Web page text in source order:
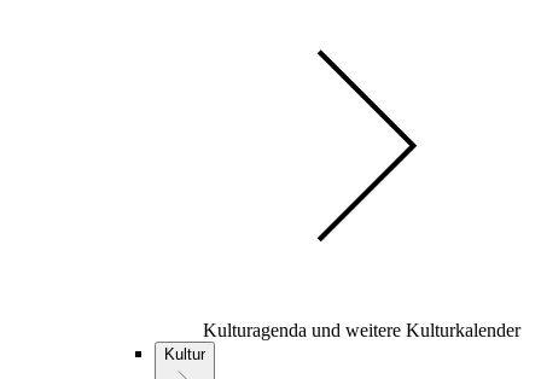
Kulturagenda und weitere Kulturkalender
Kultur